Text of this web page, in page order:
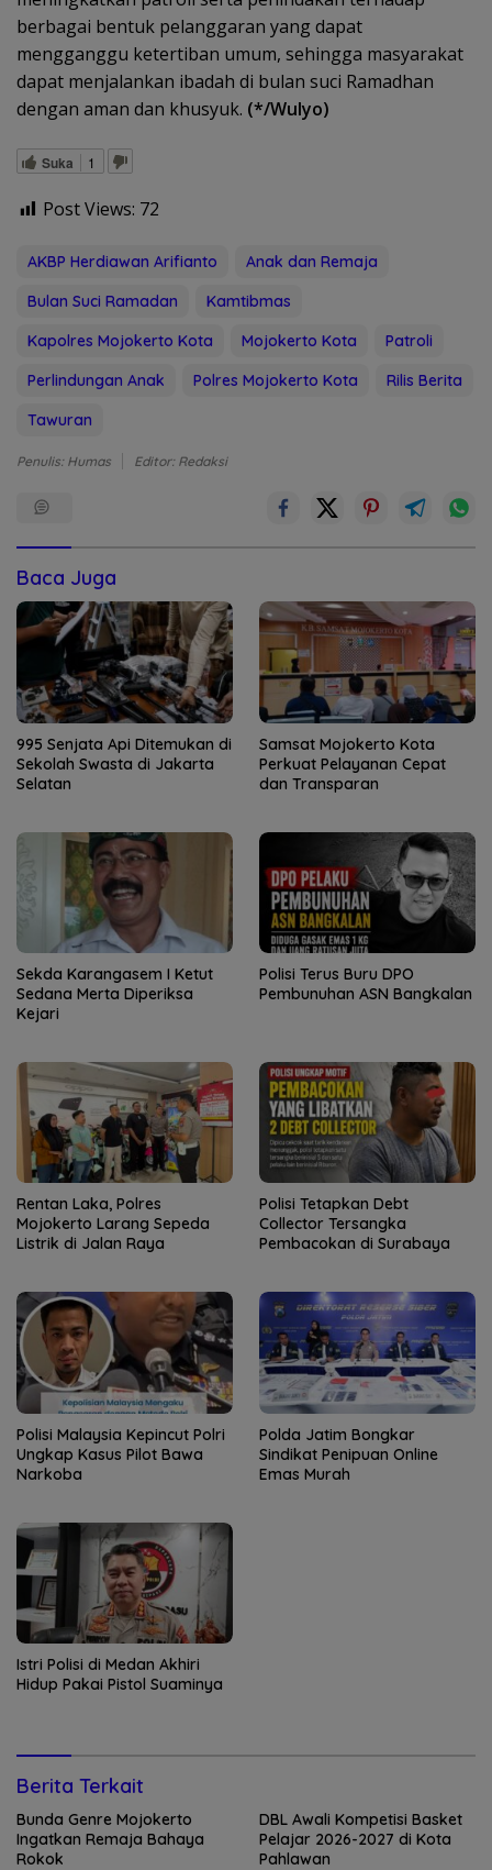
berbagai bentuk pelanggaran yang dapat
mengganggu ketertiban umum, sehingga masyarakat
dapat menjalankan ibadah di bulan suci Ramadhan
dengan aman dan khusyuk. (*/Wulyo)
Suka 1
Post Views: 72
AKBP Herdiawan Arifianto
Anak dan Remaja
Bulan Suci Ramadan
Kamtibmas
Kapolres Mojokerto Kota
Mojokerto Kota
Patroli
Perlindungan Anak
Polres Mojokerto Kota
Rilis Berita
Tawuran
Penulis: Humas Editor: Redaksi
Baca Juga
995 Senjata Api Ditemukan di
Sekolah Swasta di Jakarta
Selatan
Samsat Mojokerto Kota
Perkuat Pelayanan Cepat
dan Transparan
Sekda Karangasem I Ketut
Sedana Merta Diperiksa
Kejari
Polisi Terus Buru DPO
Pembunuhan ASN Bangkalan
Rentan Laka, Polres
Mojokerto Larang Sepeda
Listrik di Jalan Raya
Polisi Tetapkan Debt
Collector Tersangka
Pembacokan di Surabaya
Polisi Malaysia Kepincut Polri
Ungkap Kasus Pilot Bawa
Narkoba
Polda Jatim Bongkar
Sindikat Penipuan Online
Emas Murah
Istri Polisi di Medan Akhiri
Hidup Pakai Pistol Suaminya
Berita Terkait
Bunda Genre Mojokerto
Ingatkan Remaja Bahaya
Rokok
DBL Awali Kompetisi Basket
Pelajar 2026-2027 di Kota
Pahlawan